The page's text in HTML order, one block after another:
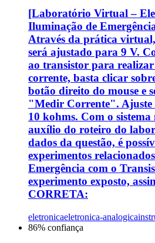
[Laboratório Virtual –
Iluminação de
Através da prática
será ajustado para 9 V.
ao transistor para
corrente, basta clicar
botão direito do mouse e
"Medir Corrente". Ajuste
10 kohms. Com o
auxílio do roteiro do
dados da questão, é
experimentos
Emergência com o
experimento exposto,
CORRETA:
eletronicaeletronica-analogica
86% confiança